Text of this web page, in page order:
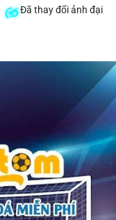
Đã thay đổi ảnh đại